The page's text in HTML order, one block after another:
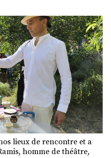
lieux de rencontre et a
homme de théâtre,